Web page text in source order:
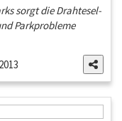
sorgt die Drahtesel-
Parkprobleme